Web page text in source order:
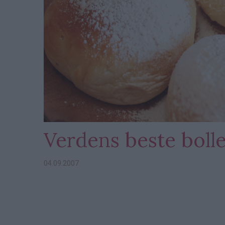
Verdens beste
04.09.2007